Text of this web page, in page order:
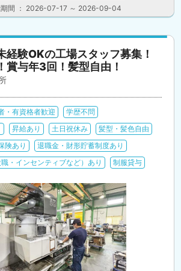
期間 ： 2026-07-17 ～ 2026-09-04
験OKの工場スタッフ募集！
賞与年3回！髪型自由！
・有資格者歓迎
学歴不問
昇給あり 土日祝休み
髪型・髪色自由
険あり
退職金・財形貯蓄制度あり
・インセンティブなど）あり
制服貸与